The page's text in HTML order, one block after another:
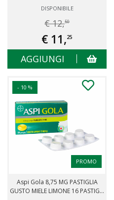
DISPONIBILE
€ 12,50
€ 11,25
AGGIUNGI
- 10 %
PROMO
Aspi Gola 8,75 MG PASTIGLIA
GUSTO MIELE LIMONE 16 PASTIG...